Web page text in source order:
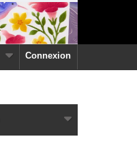
Connexion